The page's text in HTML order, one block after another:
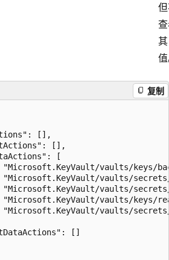
其
复制
[],
[],
[
vaults/keys/
vaults/
vaults/
vaults/keys/
vaults/
[]